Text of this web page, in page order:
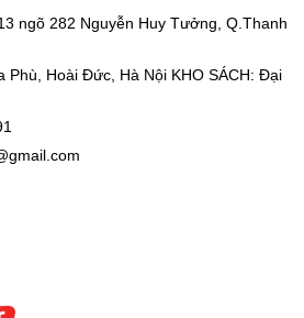
ngõ 282 Nguyễn Huy Tưởng, Q.Thanh
Phù, Hoài Đức, Hà Nội KHO SÁCH: Đại